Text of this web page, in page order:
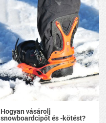
Hogyan vásárolj
snowboardcipőt és -kötést?